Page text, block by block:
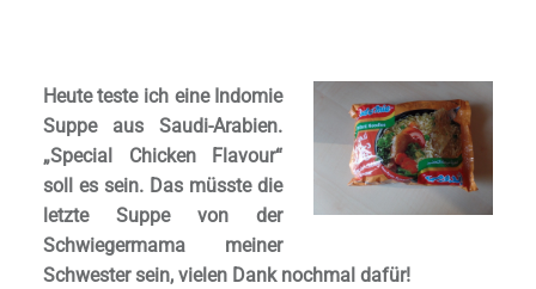
Heute teste ich eine Indomie
Suppe aus Saudi-Arabien.
„Special Chicken Flavour“
soll es sein. Das müsste die
letzte Suppe von der
Schwiegermama meiner
Schwester sein, vielen Dank nochmal dafür!